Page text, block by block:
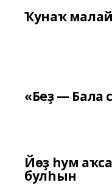
Ҡунаҡ малай
«Беҙ — Бала
Йөҙ һум
булһын